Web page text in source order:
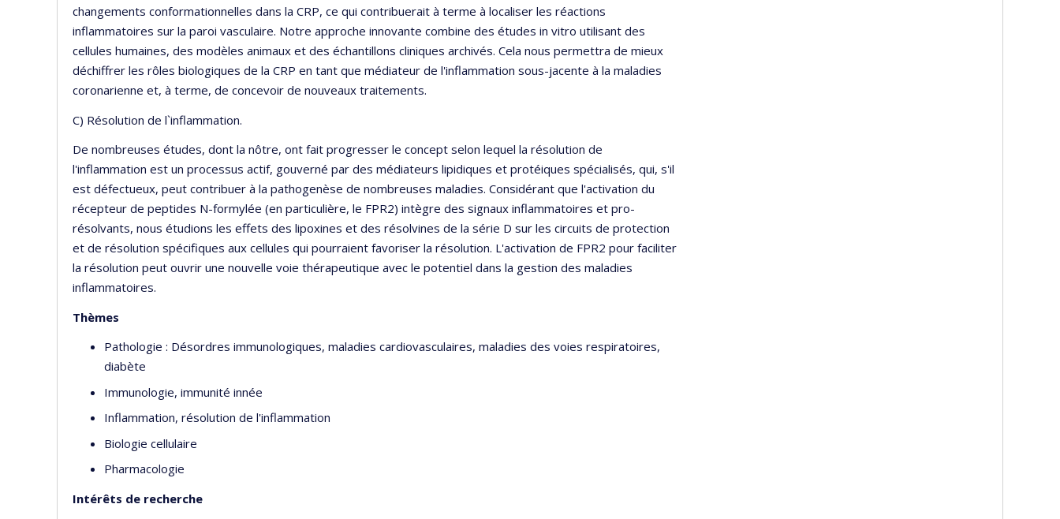
changements conformationnelles dans la CRP, ce qui contribuerait à terme à localiser les réactions
inflammatoires sur la paroi vasculaire. Notre approche innovante combine des études in vitro utilisant des
cellules humaines, des modèles animaux et des échantillons cliniques archivés. Cela nous permettra de mieux
déchiffrer les rôles biologiques de la CRP en tant que médiateur de l'inflammation sous-jacente à la maladies
coronarienne et, à terme, de concevoir de nouveaux traitements.
C) Résolution de l`inflammation.
De nombreuses études, dont la nôtre, ont fait progresser le concept selon lequel la résolution de
l'inflammation est un processus actif, gouverné par des médiateurs lipidiques et protéiques spécialisés, qui, s'il
est défectueux, peut contribuer à la pathogenèse de nombreuses maladies. Considérant que l'activation du
récepteur de peptides N-formylée (en particulière, le FPR2) intègre des signaux inflammatoires et pro-
résolvants, nous étudions les effets des lipoxines et des résolvines de la série D sur les circuits de protection
et de résolution spécifiques aux cellules qui pourraient favoriser la résolution. L'activation de FPR2 pour faciliter
la résolution peut ouvrir une nouvelle voie thérapeutique avec le potentiel dans la gestion des maladies
inflammatoires.
Thèmes
Pathologie : Désordres immunologiques, maladies cardiovasculaires, maladies des voies respiratoires,
diabète
Immunologie, immunité innée
Inflammation, résolution de l'inflammation
Biologie cellulaire
Pharmacologie
Intérêts de recherche